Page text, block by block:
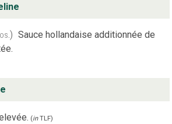
Sauce hollandaise additionnée de
(inTLF)